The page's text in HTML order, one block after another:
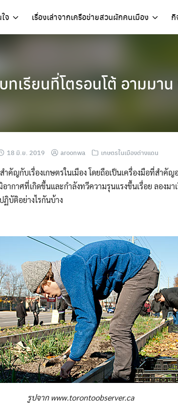
จ เรื่องเล่าจากเครือข่ายสวนผักคนเมือง กิ
ทเรียนที่โตรอนโต้ อามม
18 มิ.ย. 2019 aroonwa เกษตรในเมืองต่างแดน
คัญกับเรื่องเกษตรในเมือง โดยถือเป็นเครื่องมือที่สำคั
อากาศที่เกิดขึ้นและกำลังทวีความรุนแรงขึ้นเรื่อย ลองมา
ฏิบัติอย่างไรกันบ้าง
รูปจาก www.torontoobserver.ca